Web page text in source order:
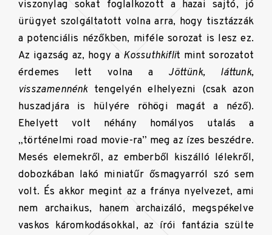
viszonylag sokat foglalkozott a hazai sajtó, jó
ürügyet szolgáltatott volna arra, hogy tisztázzák
a potenciális nézőkben, miféle sorozat is lesz ez.
Az igazság az, hogy a Kossuthkiflit mint sorozatot
érdemes lett volna a Jöttünk, láttunk,
visszamennénktengelyén elhelyezni (csak azon
huszadjára is hülyére röhögi magát a néző).
Ehelyett volt néhány homályos utalás a
„történelmi road movie-ra” meg az ízes beszédre.
Mesés elemekről, az emberből kiszálló lélekről,
dobozkában lakó miniatűr ősmagyarról szó sem
volt. És akkor megint az a fránya nyelvezet, ami
nem archaikus, hanem archaizáló, megspékelve
vaskos káromkodásokkal, az írói fantázia szülte